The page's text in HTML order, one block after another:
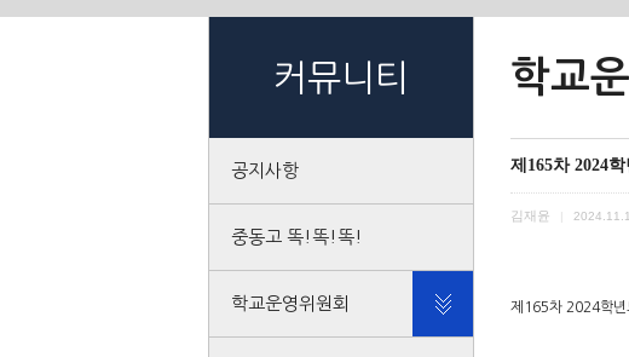
커뮤니티
공지사항
중동고 똑!똑!똑!
학교운영위원회
학교
제165차 2024
김재윤
제165차 2024학년